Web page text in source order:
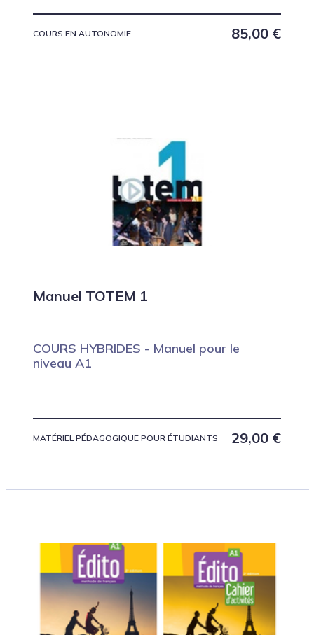
COURS EN AUTONOMIE 85,00 €
Manuel TOTEM 1
COURS HYBRIDES - Manuel pour le
niveau A1
MATÉRIEL PÉDAGOGIQUE POUR ÉTUDIANTS 29,00 €